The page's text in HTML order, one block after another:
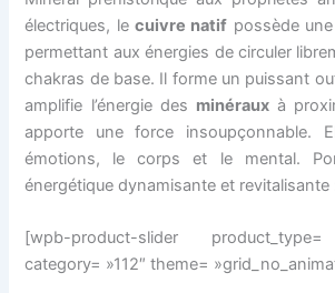
électriques, lecuivre natif possède
permettant aux énergies de circuler
chakras de base. Il forme un puissant
amplifie l’énergie des minérauxà
apporte une force insoupçonnable.
émotions, le corps et le mental.
énergétique dynamisante et
[wpb-product-slider
category= »112″ theme=